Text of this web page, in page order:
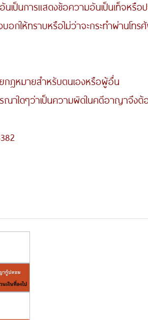
นการแสดงข้อความอันเป็นเท็จหรือ
กให้ทราบหรือไม่ว่าจะกระทำผ่านโทร
ฎหมายสำหรับตนเองหรือผู้อื่น
ใดๆว่าเป็นความผิดในคดีอาญาจึง